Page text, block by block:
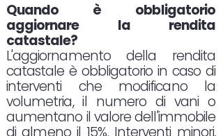
Quando è obbligatorio
aggiornare la rendita
catastale?
L'aggiornamento della rendita
catastale è obbligatorio in caso di
interventi che modificano la
volumetria, il numero di vani o
aumentano il valore dell'immobile
di almeno il 15%. Interventi minori,